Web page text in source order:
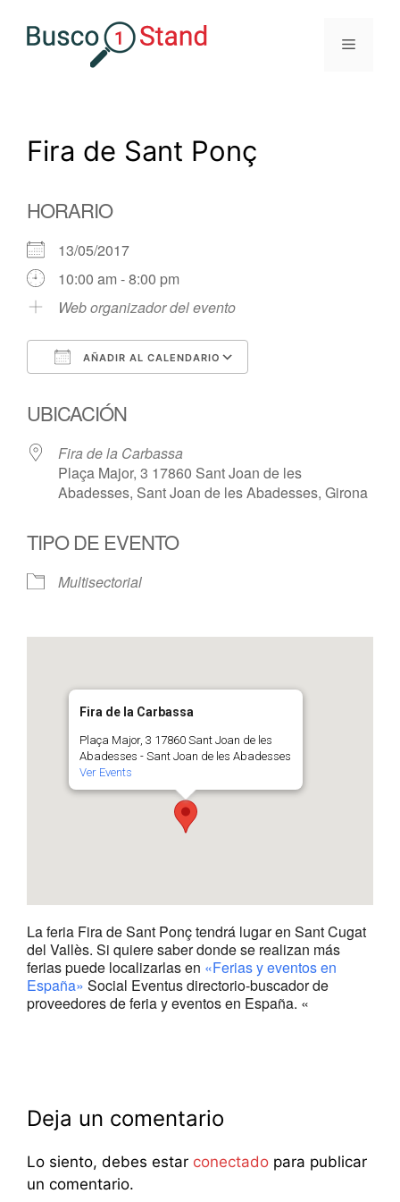
Menú
Fira de Sant Ponç
HORARIO
13/05/2017
10:00 am - 8:00 pm
Web organizador del evento
AÑADIR AL CALENDARIO
UBICACIÓN
Fira de la Carbassa
Plaça Major, 3 17860 Sant Joan de les
Abadesses, Sant Joan de les Abadesses, Girona
TIPO DE EVENTO
Multisectorial
Fira de la Carbassa
Plaça Major, 3 17860 Sant Joan de les
Abadesses - Sant Joan de les Abadesses
Ver Events
La feria Fira de Sant Ponç tendrá lugar en Sant Cugat
del Vallès. Si quiere saber donde se realizan más
ferias puede localizarlas en «Ferias y eventos en
España» Social Eventus directorio-buscador de
proveedores de feria y eventos en España. «
Deja un comentario
Lo siento, debes estar conectado para publicar
un comentario.